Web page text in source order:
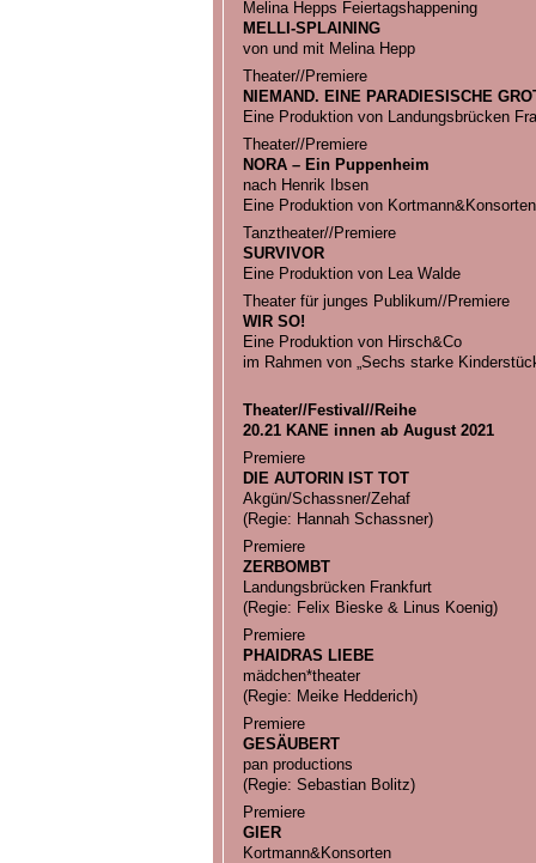
Melina Hepps Feiertagshappening
MELLI-SPLAINING
von und mit Melina Hepp
Theater//Premiere
NIEMAND. EINE PARADIESISCHE
Eine Produktion von Landungsbrücken
Theater//Premiere
NORA – Ein Puppenheim
nach Henrik Ibsen
Eine Produktion von Kortmann&Konsorten
Tanztheater//Premiere
SURVIVOR
Eine Produktion von Lea Walde
Theater für junges Publikum//Premiere
WIR SO!
Eine Produktion von Hirsch&Co
im Rahmen von „Sechs starke
Theater//Festival//Reihe
20.21 KANE innen ab August 2021
Premiere
DIE AUTORIN IST TOT
Akgün/Schassner/Zehaf
(Regie: Hannah Schassner)
Premiere
ZERBOMBT
Landungsbrücken Frankfurt
(Regie: Felix Bieske & Linus Koenig)
Premiere
PHAIDRAS LIEBE
mädchen*theater
(Regie: Meike Hedderich)
Premiere
GESÄUBERT
pan productions
(Regie: Sebastian Bolitz)
Premiere
GIER
Kortmann&Konsorten